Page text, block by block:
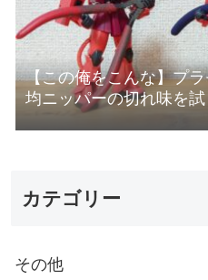
【この俺をこんな】プ
均ニッパーの切れ味を
【安物のニッパーで作り
カテゴリー
その他